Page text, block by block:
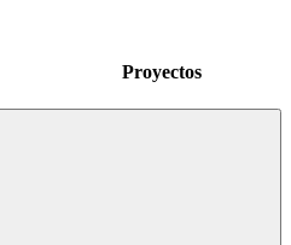
Proyectos